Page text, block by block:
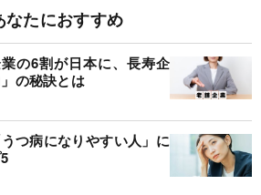
なたにおすすめ
の6割が日本に、長寿企
の秘訣とは
つ病になりやすい人」に